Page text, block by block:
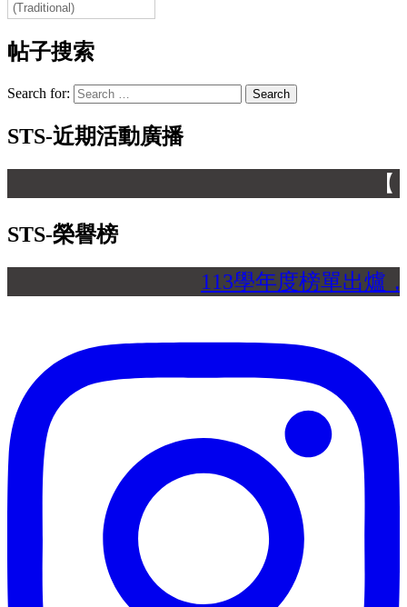
(Traditional)
帖子搜索
Search for:
STS-近期活動廣播
【 】
STS-榮譽榜
113學年度榜單出爐